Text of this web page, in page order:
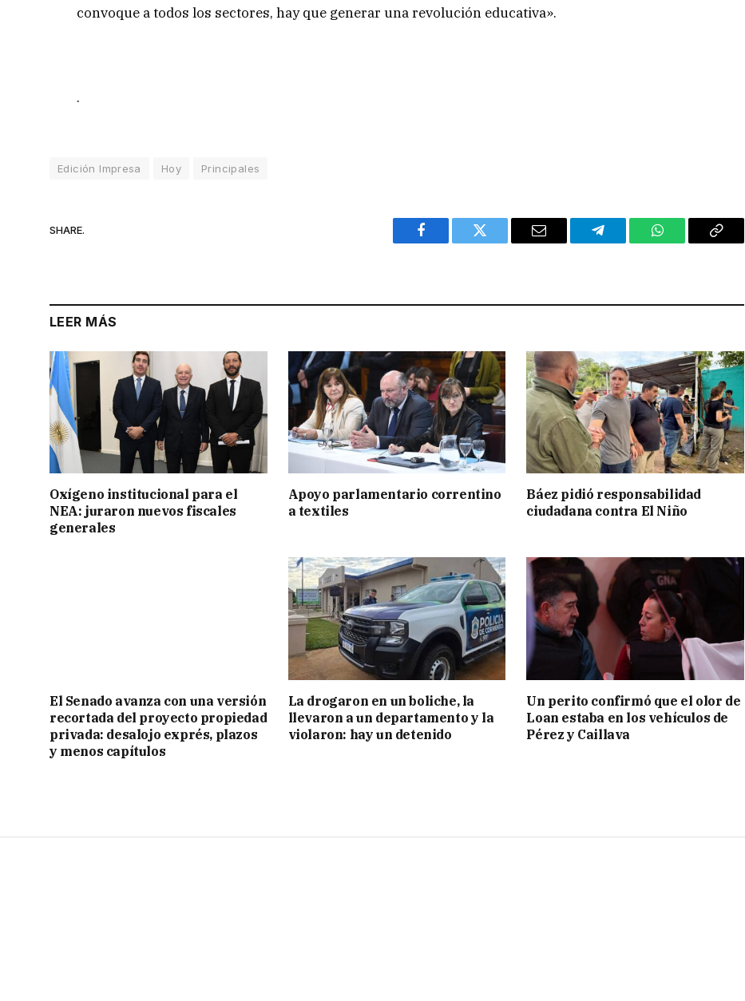
convoque a todos los sectores, hay que generar una revolución educativa».
.
Edición Impresa Hoy Principales
SHARE.
Facebook Twitter Email Telegram WhatsAppCopy
LEER MÁS
Oxígeno institucional para el
NEA: juraron nuevos fiscales
generales
Apoyo parlamentario correntino
a textiles
Báez pidió responsabilidad
ciudadana contra El Niño
El Senado avanza con una versión
recortada del proyecto propiedad
privada: desalojo exprés, plazos
y menos capítulos
La drogaron en un boliche, la
llevaron a un departamento y la
violaron: hay un detenido
Un perito confirmó que el olor de
Loan estaba en los vehículos de
Pérez y Caillava